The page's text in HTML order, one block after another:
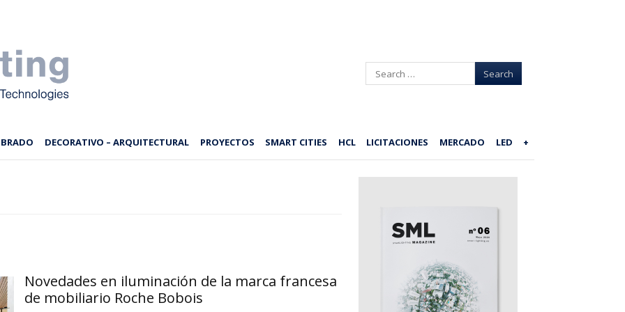
Search
DECORATIVO – ARQUITECTURAL PROYECTOS SMART CITIES HCL LICITACIONES MERCADO LED +
Novedades en iluminación de la marca francesa
de mobiliario Roche Bobois